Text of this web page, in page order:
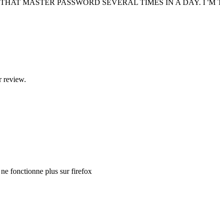
MASTER PASSWORD SEVERAL TIMES IN A DAY. I 'M
review.
fonctionne plus sur firefox